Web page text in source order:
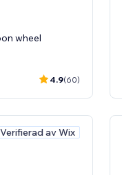
wheel
4.9(60)
Verifierad av Wix